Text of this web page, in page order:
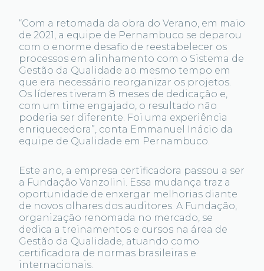
“Com a retomada da obra do Verano, em maio
de 2021, a equipe de Pernambuco se deparou
com o enorme desafio de reestabelecer os
processos em alinhamento com o Sistema de
Gestão da Qualidade ao mesmo tempo em
que era necessário reorganizar os projetos.
Os líderes tiveram 8 meses de dedicação e,
com um time engajado, o resultado não
poderia ser diferente. Foi uma experiência
enriquecedora”, conta Emmanuel Inácio da
equipe de Qualidade em Pernambuco.
Este ano, a empresa certificadora passou a ser
a Fundação Vanzolini. Essa mudança traz a
oportunidade de enxergar melhorias diante
de novos olhares dos auditores. A Fundação,
organização renomada no mercado, se
dedica a treinamentos e cursos na área de
Gestão da Qualidade, atuando como
certificadora de normas brasileiras e
internacionais.